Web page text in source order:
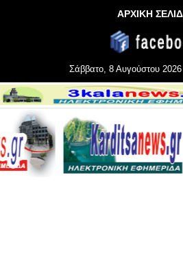
ΑΡΧΙΚΗ
Σάββατο, 8 Αυγούστου 2026